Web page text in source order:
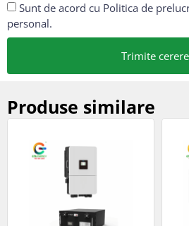
Sunt de acord cu Politica de
personal.
Trimite
Produse similare